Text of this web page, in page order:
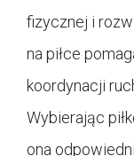
fizycznej i
na piłce
koordynacji
Wybierając
ona